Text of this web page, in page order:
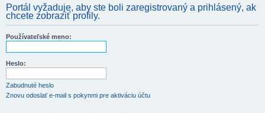
d
Portál vyžaduje, aby ste boli zaregistrovaný a prihlásený, ak
chcete zobraziť profily.
Používateľské meno:
Heslo:
Zabudnuté heslo
Znovu odoslať e-mail s pokynmi pre aktiváciu účtu